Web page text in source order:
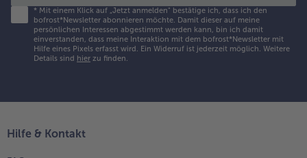
* Mit einem Klick auf „Jetzt anmelden" bestätige ich, dass ich den
bofrost*Newsletter abonnieren möchte. Damit dieser auf meine
persönlichen Interessen abgestimmt werden kann, bin ich damit
einverstanden, dass meine Interaktion mit dem bofrost*Newsletter mit
Hilfe eines Pixels erfasst wird. Ein Widerruf ist jederzeit möglich. Weitere
Details sind hier zu finden.
Hilfe & Kontakt